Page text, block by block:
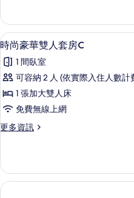
套
房
B
的
所
有
相
片
豪
華
雙
套
房
的
詳
顯
示
時
尚
豪
雙
套
房
5
時尚豪華雙人套房C
1 間臥室
可容納 2 人 (依實際入住人數計
1 張加大雙人床
免費無線上網
更多資訊
更
豪
華
雙